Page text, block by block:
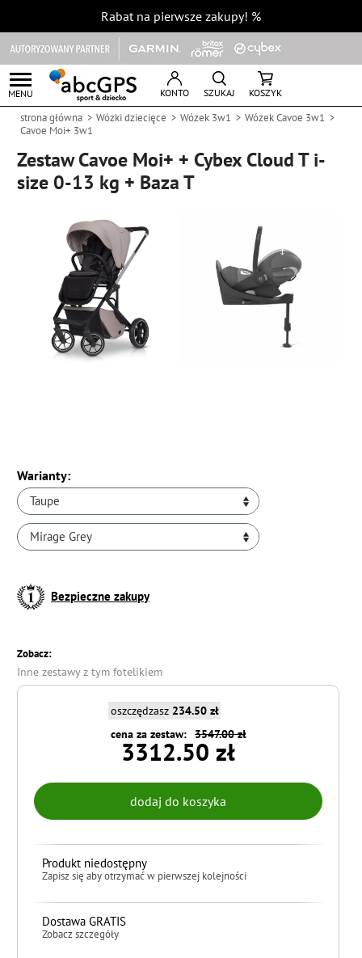
Rabat na pierwsze zakupy! %
MENU KONTO SZUKAJ KOSZYK
strona główna Wózki dziecięce Wózek 3w1
Wózek Cavoe 3w1
Cavoe Moi+ 3w1
Zestaw Cavoe Moi+ + Cybex Cloud T i-
size 0-13 kg + Baza T
Warianty:
Taupe
Mirage Grey
Bezpieczne zakupy
Zobacz:
Inne zestawy z tym fotelikiem
oszczędzasz 234.50 zł
3547.00 zł
cena za zestaw:
3312.50 zł
Produkt niedostępny
Zapisz się aby otrzymać w pierwszej kolejności
Dostawa GRATIS
Zobacz szczegóły